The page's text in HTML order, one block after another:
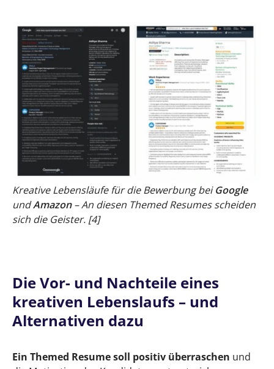
Kreative Lebensläufe für die Bewerbung beiGoogle
undAmazon– An diesen Themed Resumes scheiden
sich die Geister. [4]
Die Vor- und Nachteile eines
kreativen Lebenslaufs – und
Alternativen dazu
Ein Themed Resume soll positiv überraschen und